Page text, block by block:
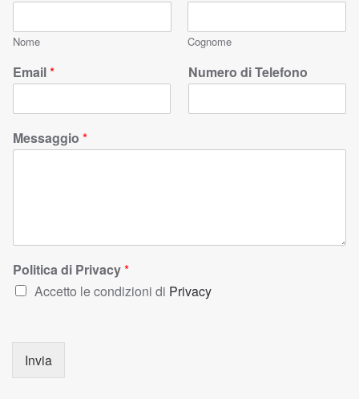
Nome Cognome
Email* Numero di Telefono
Messaggio *
Politica di Privacy*
Accetto le condizioni di Privacy
Invia